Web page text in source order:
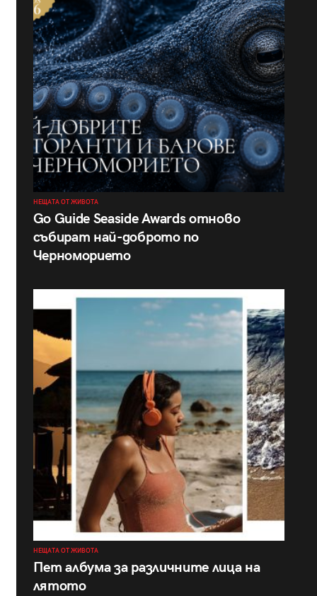
НЕЩАТА ОТ ЖИВОТА
Go Guide Seaside Awards отново
събират най-доброто по
Черноморието
НЕЩАТА ОТ ЖИВОТА
Пет албума за различните лица на
лятото